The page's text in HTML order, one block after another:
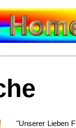
"Unserer Lieben